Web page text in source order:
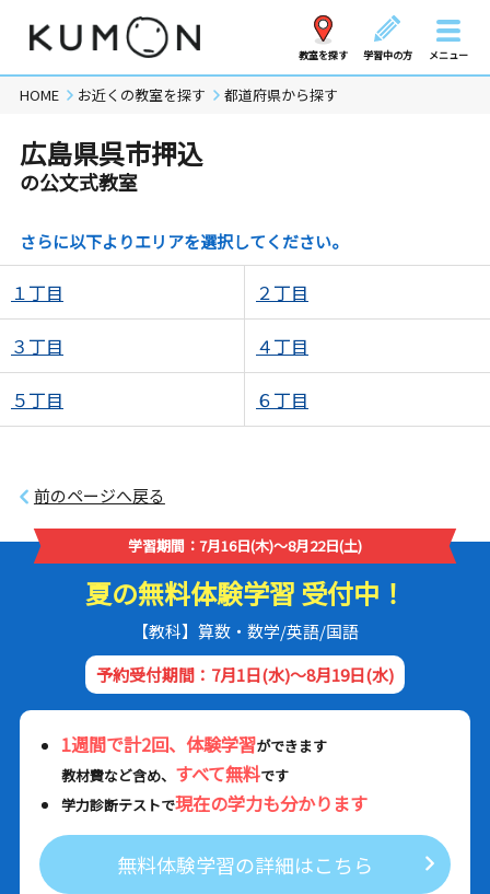
教室を探す 学習中の方 メニュー
HOME お近くの教室を探す 都道府県から探す
広島県呉市押込
の公文式教室
さらに以下よりエリアを選択してください。
１丁目 ２丁目
３丁目 ４丁目
５丁目 ６丁目
前のページへ戻る
学習期間：7月16日(木)～8月22日(土)
夏の無料体験学習 受付中！
【教科】算数・数学/英語/国語
予約受付期間：7月1日(水)～8月19日(水)
1週間で計2回、体験学習ができます
教材費など含め、 すべて無料です
学力診断テストで現在の学力も分かります
無料体験学習の詳細はこちら